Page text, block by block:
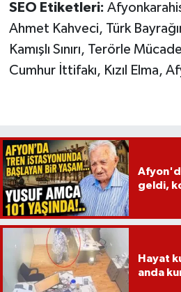
SEO Etiketleri:
Ahmet Kahveci, Türk
Kamışlı Sınırı, Terörle
Cumhur İttifakı, Kızıl Elma,
geldi,
Hayat
anda